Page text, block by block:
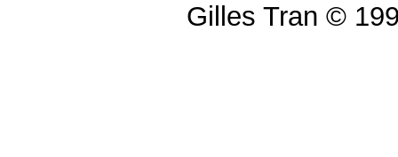
Gilles Tran ©